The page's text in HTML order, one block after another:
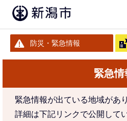
防災・緊急情報
緊急情
緊急情報が出ている地域があ
詳細は下記リンクで公開して